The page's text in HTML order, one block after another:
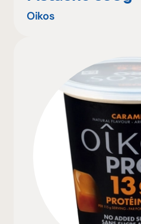
Oikos